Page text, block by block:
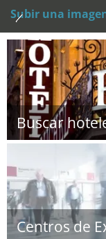
Subir una
Buscar
Centros de